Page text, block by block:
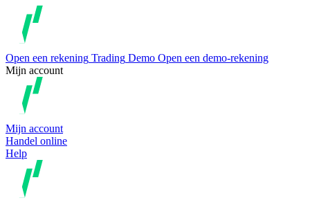
Open een rekening Trading Demo Open een demo-rekening
Mijn account
Mijn account
Handel online
Help